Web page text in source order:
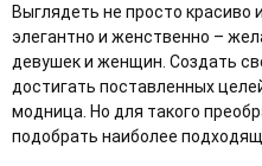
Выглядеть не просто
элегантно и женственно –
девушек и женщин. Создать
достигать поставленных
модница. Но для такого
подобрать наиболее